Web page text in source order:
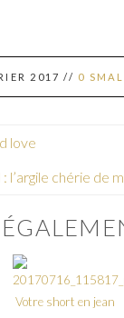
2017 // 0
love
: l’argile chérie de
Votre short en jean